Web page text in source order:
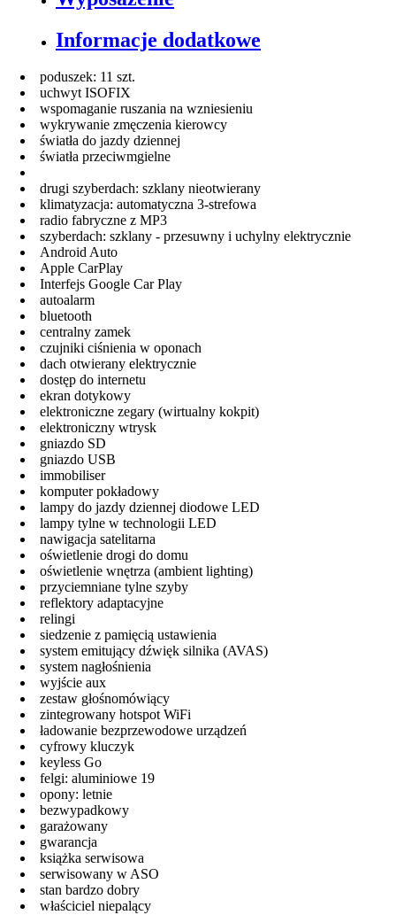
Informacje dodatkowe
poduszek: 11 szt.
uchwyt ISOFIX
wspomaganie ruszania na wzniesieniu
wykrywanie zmęczenia kierowcy
światła do jazdy dziennej
światła przeciwmgielne
drugi szyberdach: szklany nieotwierany
klimatyzacja: automatyczna 3-strefowa
radio fabryczne z MP3
szyberdach: szklany - przesuwny i uchylny elektrycznie
Android Auto
Apple CarPlay
Interfejs Google Car Play
autoalarm
bluetooth
centralny zamek
czujniki ciśnienia w oponach
dach otwierany elektrycznie
dostęp do internetu
ekran dotykowy
elektroniczne zegary (wirtualny kokpit)
elektroniczny wtrysk
gniazdo SD
gniazdo USB
immobiliser
komputer pokładowy
lampy do jazdy dziennej diodowe LED
lampy tylne w technologii LED
nawigacja satelitarna
oświetlenie drogi do domu
oświetlenie wnętrza (ambient lighting)
przyciemniane tylne szyby
reflektory adaptacyjne
relingi
siedzenie z pamięcią ustawienia
system emitujący dźwięk silnika (AVAS)
system nagłośnienia
wyjście aux
zestaw głośnomówiący
zintegrowany hotspot WiFi
ładowanie bezprzewodowe urządzeń
cyfrowy kluczyk
keyless Go
felgi: aluminiowe 19
opony: letnie
bezwypadkowy
garażowany
gwarancja
książka serwisowa
serwisowany w ASO
stan bardzo dobry
właściciel niepalący